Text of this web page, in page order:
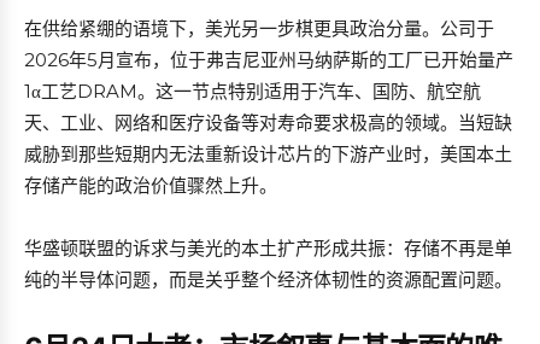
在供给紧绷的语境下，美光另一步棋更具政治分量。公司于
2026年5月宣布，位于弗吉尼亚州马纳萨斯的工厂已开始量产
1α工艺DRAM。这一节点特别适用于汽车、国防、航空航
天、工业、网络和医疗设备等对寿命要求极高的领域。当短缺
威胁到那些短期内无法重新设计芯片的下游产业时，美国本土
存储产能的政治价值骤然上升。
华盛顿联盟的诉求与美光的本土扩产形成共振：存储不再是单
纯的半导体问题，而是关乎整个经济体韧性的资源配置问题。